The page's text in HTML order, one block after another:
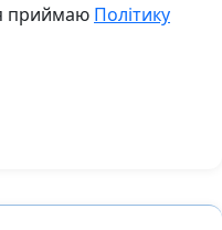
приймаю Політику